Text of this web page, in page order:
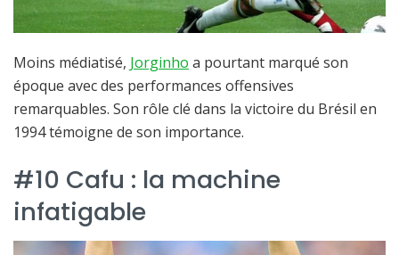
Moins médiatisé, Jorginho a pourtant marqué son
époque avec des performances offensives
remarquables. Son rôle clé dans la victoire du Brésil en
1994 témoigne de son importance.
#10 Cafu : la machine
infatigable